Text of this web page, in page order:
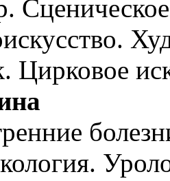
Сценическое